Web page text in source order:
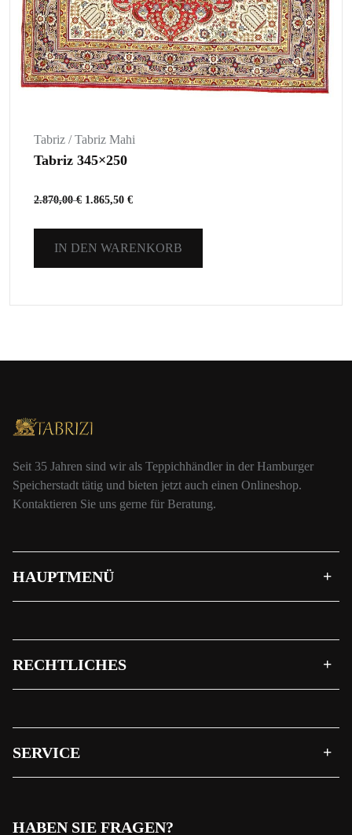
Tabriz / Tabriz Mahi
Tabriz 345×250
2.870,00€ 1.865,50 €
IN DEN WARENKORB
Seit 35 Jahren sind wir als Teppichhändler in der Hamburger
Speicherstadt tätig und bieten jetzt auch einen Onlineshop.
Kontaktieren Sie uns gerne für Beratung.
HAUPTMENÜ
RECHTLICHES
SERVICE
HABEN SIE FRAGEN?